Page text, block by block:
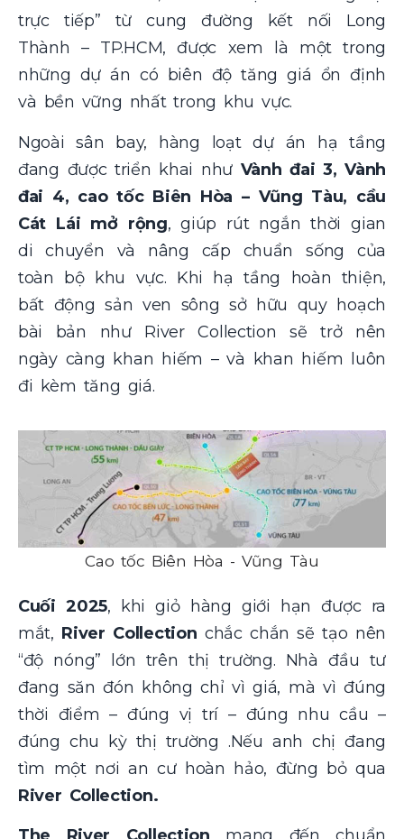
trực tiếp” từ cung đường kết nối Long
Thành – TP.HCM, được xem là một trong
những dự án có biên độ tăng giá ổn định
và bền vững nhất trong khu vực.
Ngoài sân bay, hàng loạt dự án hạ tầng
đang được triển khai như Vành đai 3, Vành
đai 4, cao tốc Biên Hòa – Vũng Tàu, cầu
Cát Lái mở rộng, giúp rút ngắn thời gian
di chuyển và nâng cấp chuẩn sống của
toàn bộ khu vực. Khi hạ tầng hoàn thiện,
bất động sản ven sông sở hữu quy hoạch
bài bản như River Collection sẽ trở nên
ngày càng khan hiếm – và khan hiếm luôn
đi kèm tăng giá.
Cao tốc Biên Hòa - Vũng Tàu
Cuối 2025, khi giỏ hàng giới hạn được ra
mắt, River Collection chắc chắn sẽ tạo nên
“độ nóng” lớn trên thị trường. Nhà đầu tư
đang săn đón không chỉ vì giá, mà vì đúng
thời điểm – đúng vị trí – đúng nhu cầu –
đúng chu kỳ thị trường .Nếu anh chị đang
tìm một nơi an cư hoàn hảo, đừng bỏ qua
River Collection.